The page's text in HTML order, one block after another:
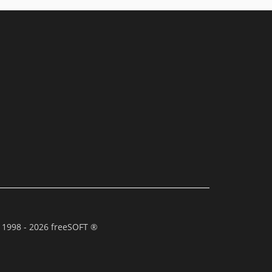
- 2026 freeSOFT ®